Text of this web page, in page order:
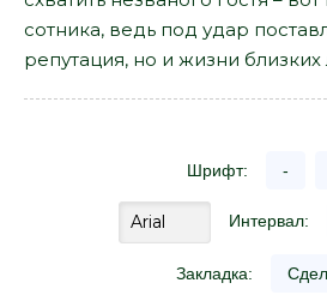
сотника, ведь под удар
репутация, но и жизни
Шрифт: -
Интервал:
Закладка: